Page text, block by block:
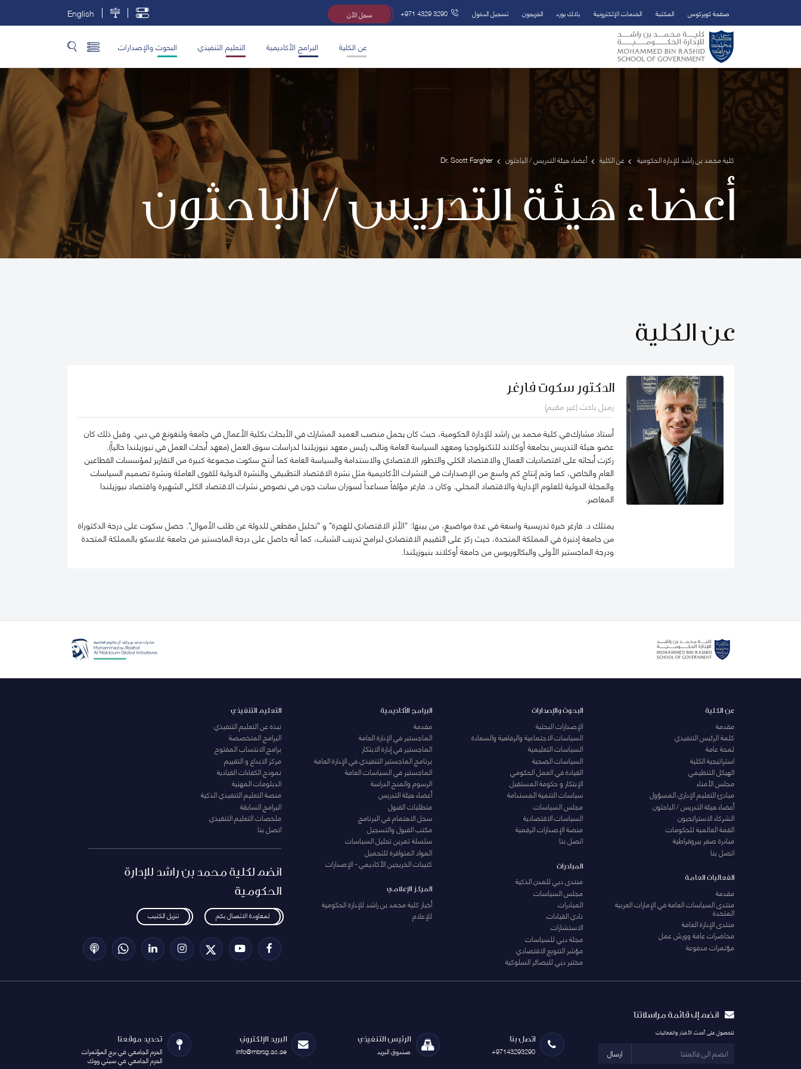
تخطي إلى المحتوى الرئيسي
فتح قائمة الوصول
صفحة كويركوس المكتبة الخدمات الإلكترونية بلاك بورد الخريجون تسجيل الدخول +971 4329 3290 سجل الآن English
عن الكلية البرامج الأكاديمية التعليم التنفيذي البحوث والإصدارات
كلية محمد بن راشد للإدارة الحكومية عن الكلية أعضاء هيئة التدريس / الباحثون Dr. Scott Fargher
أعضاء هيئة التدريس / الباحثون
عن الكلية
الدكتور سكوت فارغر
زميل باحث (غير مقيم)
أستاذ مشارك في كلية محمد بن راشد للإدارة الحكومية، حيث كان يحمل منصب العميد المشارك في الأبحاث بكلية الأعمال في جامعة ولنغونغ في دبي. وقبل ذلك كان
عضو هيئة التدريس بجامعة أوكلاند للتكنولوجيا ومعهد السياسة العامة ونائب رئيس معهد نيوزيلندا لدراسات سوق العمل (معهد أبحاث العمل في نيوزيلندا حالياً).
ركزت أبحاثه على اقتصاديات العمال والاقتصاد الكلي والتطور الاقتصادي والاستدامة والسياسة العامة كما أنتج سكوت مجموعة كبيرة من التقارير لمؤسسات القطاعين
العام والخاص، كما وتم إنتاج كم واسع من الإصدارات في النشرات الأكاديمية مثل نشرة الاقتصاد التطبيقي والنشرة الدولية للقوى العاملة ونشرة تصميم السياسات
والمجلة الدولية للعلوم الإدارية والاقتصاد المحلي. وكان د. فارغر مؤلفاً مساعداً لسوزان سانت جون في نصوص نشرات الاقتصاد الكلي الشهيرة واقتصاد نيوزيلندا
المعاصر.
يمتلك د. فارغر خبرة تدريسية واسعة في عدة مواضيع، من بينها: "الأثر الاقتصادي للهجرة" و "تحليل مقطعي للدولة عن طلب الأموال". حصل سكوت على درجة الدكتوراة
من جامعة إدنبرة في المملكة المتحدة، حيث ركز على التقييم الاقتصادي لبرامج تدريب الشباب، كما أنه حاصل على درجة الماجستير من جامعة غلاسكو بالمملكة المتحدة
ودرجة الماجستير الأولى والبكالوريوس من جامعة أوكلاند بنيوزيلندا.
عن الكلية
مقدمة
كلمة الرئيس التنفيذي
لمحة عامة
استراتيجية الكلية
الهيكل التنظيمي
مجلس الأمناء
مبادئ التعليم الإداري المسؤول
أعضاء هيئة التدريس / الباحثون
الشركاء الاستراتجيون
القمة العالمية للحكومات
مبادرة صفر بيروقراطية
اتصل بنا
الفعاليات العامة
مقدمة
منتدى السياسات العامة في الإمارات العربية
المتحدة
منتدى الإدارة العامة
محاضرات عامة وورش عمل
مؤتمرات مدفوعة
البحوث والإصدارات
الإصدارات البحثية
السياسات الاجتماعية والرفاهية والسعادة
السياسات التعليمية
السياسات الصحية
القيادة في العمل الحكومي
الإبتكار و حكومة المستقبل
سياسات التنمية المستدامة
مجلس السياسات
السياسات الاقتصادية
منصة الإصدارات الرقمية
اتصل بنا
المبادرات
منتدى دبي للمدن الذكية
مجلس السياسات
المبادرات
نادي القيادات
الاستشارات
مجلة دبي للسياسات
مؤشر التنويع الاقتصادي
مختبر دبي للبصائر السلوكية
البرامج الأكاديمية
مقدمة
الماجستير في الإدارة العامة
الماجستير في إدارة الابتكار
برنامج الماجستير التنفيذي في الإدارة العامة
الماجستير في السياسات العامة
الرسوم والمنح الدراسة
أعضاء هيئة التدريس
متطلبات القبول
سجل الاهتمام في البرنامج
مكتب القبول والتسجيل
سلسلة تمرين تحليل السياسات
المواد المتوافرة للتحميل
كتيبات الخريجين الأكاديمي - الإصدارات
المركز الإعلامي
أخبار كلية محمد بن راشد للإدارة الحكومية
للإعلام
التعليم التنفيذي
نبذة عن التعليم التنفيذي
البرامج المتخصصة
برامج الانتساب المفتوح
مركز الابداع و التقييم
نموذج الكفاءات القيادية
الدبلومات المهنية
منصة التعليم التنفيذي الذكية
البرامج السابقة
ملخصات التعليم التنقيذي
اتصل بنا
انضم لكلية محمد بن راشد للإدارة
الحكومية
لمعاودة الاتصال بكم تنزيل الكتيب
انضم إلى قائمة مراسلاتنا
للحصول على أحدث الأخبار والفعاليات
ارسال
اتصل بنا
+97143293290
الرئيس التنفيذي
صندوق البريد
البريد الإلكتروني
info@mbrsg.ac.ae
تحديد موقعنا
الحرم الجامعي في برج المؤتمرات
الحرم الجامعي في سيتي ووك